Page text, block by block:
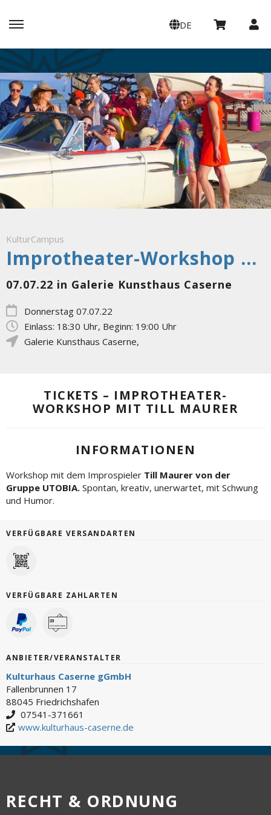
DE
KulturCampus
Improtheater-Workshop mit Till Maurer
07.07.22 in Galerie Kunsthaus Caserne
Donnerstag 07.07.22
Einlass: 18:30 Uhr, Beginn: 19:00 Uhr
Galerie Kunsthaus Caserne,
TICKETS – IMPROTHEATER-
WORKSHOP MIT TILL MAURER
INFORMATIONEN
Workshop mit dem Improspieler Till Maurer von der
Gruppe UTOBIA. Spontan, kreativ, unerwartet, mit Schwung
und Humor.
VERFÜGBARE VERSANDARTEN
VERFÜGBARE ZAHLARTEN
ANBIETER/VERANSTALTER
Kulturhaus Caserne gGmbH
Fallenbrunnen 17
88045 Friedrichshafen
07541-371661
www.kulturhaus-caserne.de
RECHT & ORDNUNG